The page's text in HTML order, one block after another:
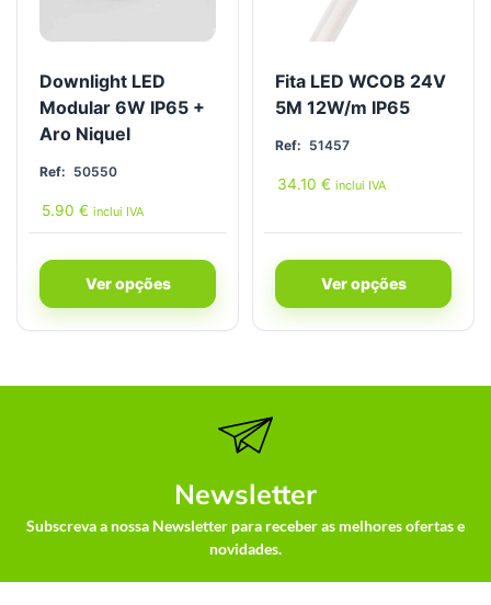
Downlight LED
Modular 6W IP65 +
Aro Niquel
Ref: 50550
5.90 € inclui IVA
Ver opções
Fita LED WCOB 24V
5M 12W/m IP65
Ref: 51457
34.10 € inclui IVA
Ver opções
Newsletter
Subscreva a nossa Newsletter para receber as melhores ofertas e
novidades.